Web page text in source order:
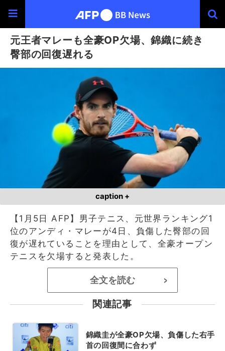
元王者マレーも全豪OP欠場、錦織に続き
臀部の回復遅れる
caption +
【1月5日 AFP】男子テニス、元世界ランキング1
位のアンディ・マレーが4日、負傷した臀部の回
復が遅れていることを理由として、全豪オープン
テニスを欠場すると発表した。
全文を読む >
関連記事
錦織圭が全豪OP欠場、負傷した右手
首の回復間に合わず